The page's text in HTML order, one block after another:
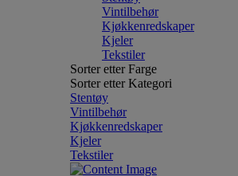
Vintilbehør
Kjøkkenredskaper
Kjeler
Tekstiler
Sorter etter Farge
Sorter etter Kategori
Stentøy
Vintilbehør
Kjøkkenredskaper
Kjeler
Tekstiler